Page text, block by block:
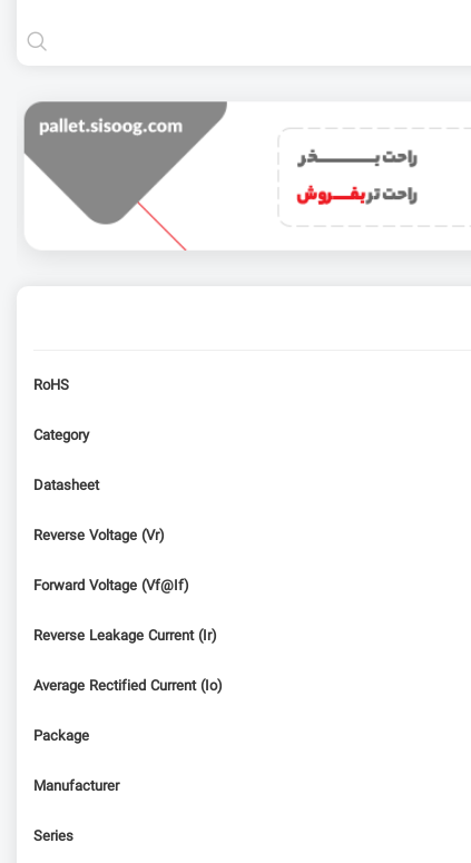
RoHS
Category
Datasheet
Reverse Voltage (Vr)
Forward Voltage (Vf@If)
Reverse Leakage Current (Ir)
Average Rectified Current (Io)
Package
Manufacturer
Series